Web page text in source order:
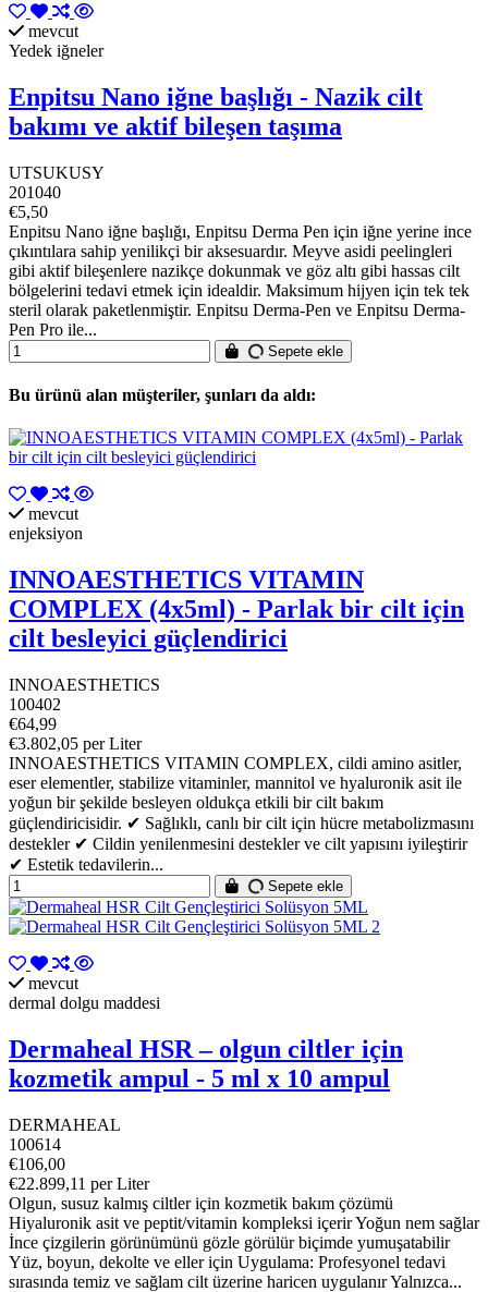
mevcut
Yedek iğneler
Enpitsu Nano iğne başlığı - Nazik cilt
bakımı ve aktif bileşen taşıma
UTSUKUSY
201040
€5,50
Enpitsu Nano iğne başlığı, Enpitsu Derma Pen için iğne yerine ince
çıkıntılara sahip yenilikçi bir aksesuardır. Meyve asidi peelingleri
gibi aktif bileşenlere nazikçe dokunmak ve göz altı gibi hassas cilt
bölgelerini tedavi etmek için idealdir. Maksimum hijyen için tek tek
steril olarak paketlenmiştir. Enpitsu Derma-Pen ve Enpitsu Derma-
Pen Pro ile...
Sepete ekle
Bu ürünü alan müşteriler, şunları da aldı:
mevcut
enjeksiyon
INNOAESTHETICS VITAMIN
COMPLEX (4x5ml) - Parlak bir cilt için
cilt besleyici güçlendirici
INNOAESTHETICS
100402
€64,99
€3.802,05 per Liter
INNOAESTHETICS VITAMIN COMPLEX, cildi amino asitler,
eser elementler, stabilize vitaminler, mannitol ve hyaluronik asit ile
yoğun bir şekilde besleyen oldukça etkili bir cilt bakım
güçlendiricisidir. ✔ Sağlıklı, canlı bir cilt için hücre metabolizmasını
destekler ✔ Cildin yenilenmesini destekler ve cilt yapısını iyileştirir
✔ Estetik tedavilerin...
Sepete ekle
mevcut
dermal dolgu maddesi
Dermaheal HSR – olgun ciltler için
kozmetik ampul - 5 ml x 10 ampul
DERMAHEAL
100614
€106,00
€22.899,11 per Liter
Olgun, susuz kalmış ciltler için kozmetik bakım çözümü
Hiyaluronik asit ve peptit/vitamin kompleksi içerir Yoğun nem sağlar
İnce çizgilerin görünümünü gözle görülür biçimde yumuşatabilir
Yüz, boyun, dekolte ve eller için Uygulama: Profesyonel tedavi
sırasında temiz ve sağlam cilt üzerine haricen uygulanır Yalnızca...